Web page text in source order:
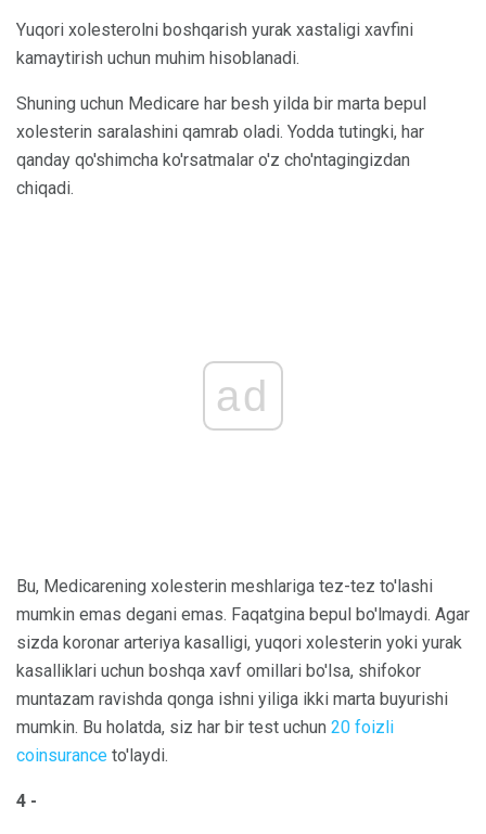
Yuqori xolesterolni boshqarish yurak xastaligi xavfini
kamaytirish uchun muhim hisoblanadi.
Shuning uchun Medicare har besh yilda bir marta bepul
xolesterin saralashini qamrab oladi. Yodda tutingki, har
qanday qo'shimcha ko'rsatmalar o'z cho'ntagingizdan
chiqadi.
ad
Bu, Medicarening xolesterin meshlariga tez-tez to'lashi
mumkin emas degani emas. Faqatgina bepul bo'lmaydi. Agar
sizda koronar arteriya kasalligi, yuqori xolesterin yoki yurak
kasalliklari uchun boshqa xavf omillari bo'lsa, shifokor
muntazam ravishda qonga ishni yiliga ikki marta buyurishi
mumkin. Bu holatda, siz har bir test uchun 20 foizli
coinsurance to'laydi.
4 -